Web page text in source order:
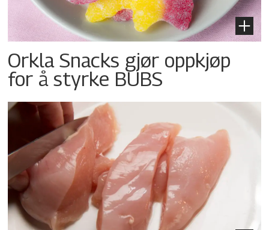
Orkla Snacks gjør oppkjøp
for å styrke BUBS